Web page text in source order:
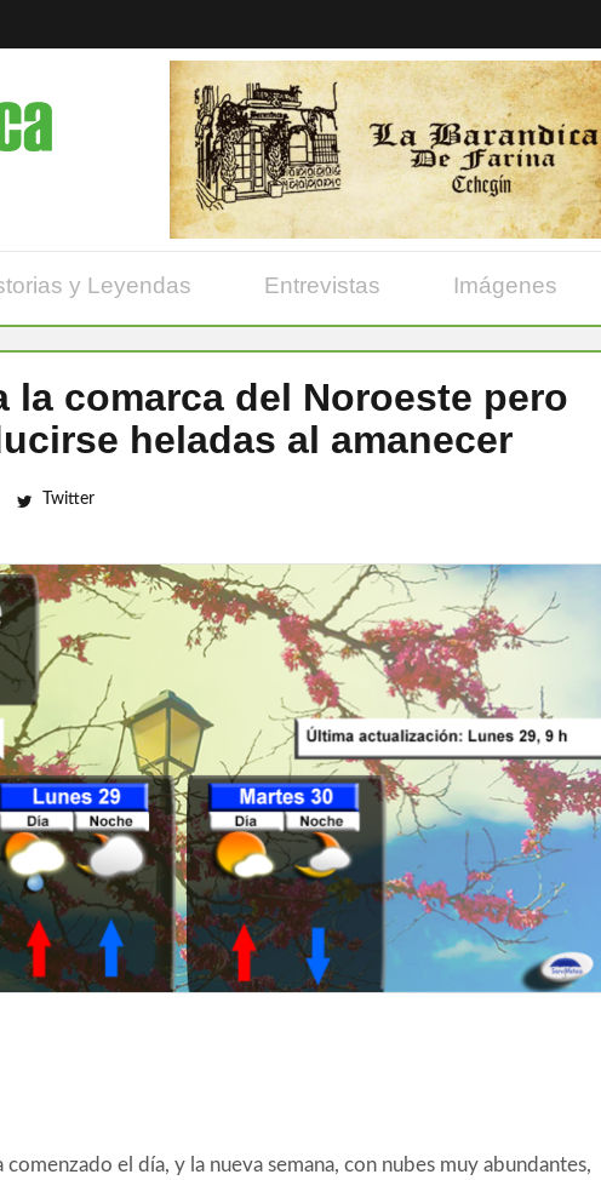
y Leyendas Entrevistas Imágenes
la comarca del Noroeste pero
heladas al amanecer
Twitter
el día, y la nueva semana, con nubes muy abundantes,